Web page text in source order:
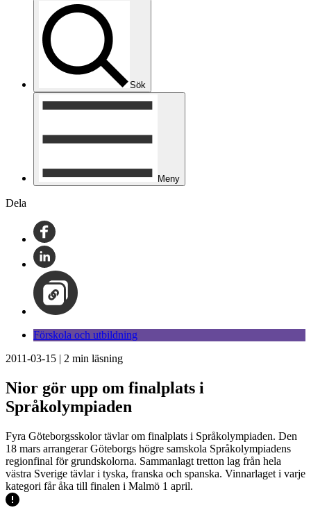
Sök
Meny
Dela
Förskola och utbildning
2011-03-15 | 2 min läsning
Nior gör upp om finalplats i
Språkolympiaden
Fyra Göteborgsskolor tävlar om finalplats i Språkolympiaden. Den
18 mars arrangerar Göteborgs högre samskola Språkolympiadens
regionfinal för grundskolorna. Sammanlagt tretton lag från hela
västra Sverige tävlar i tyska, franska och spanska. Vinnarlaget i varje
kategori får åka till finalen i Malmö 1 april.